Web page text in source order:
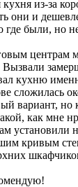
из-за
они и
были, но
центрам
кухню
сложилась
вариант, но
как мне
установили
кривым